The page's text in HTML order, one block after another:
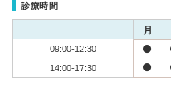
診療時間
月
09:00-12:30
14:00-17:30